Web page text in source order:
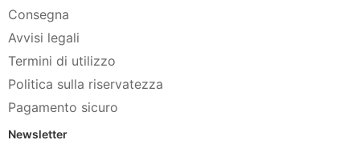
Consegna
Avvisi legali
Termini di utilizzo
Politica sulla riservatezza
Pagamento sicuro
Newsletter